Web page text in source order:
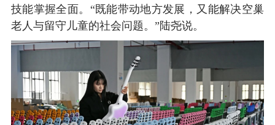
技能掌握全面。“既能带动地方发展，又能解决空巢
老人与留守儿童的社会问题。”陆尧说。